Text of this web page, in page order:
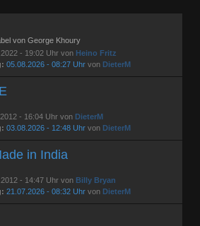
von George Khoury
- 19:02 Uhr von Heino Fritz
05.08.2026 - 08:27 Uhr von DieterM
- 16:04 Uhr von DieterM
03.08.2026 - 12:48 Uhr von DieterM
in India
- 14:47 Uhr von Billy Bryan
21.07.2026 - 08:32 Uhr von DieterM